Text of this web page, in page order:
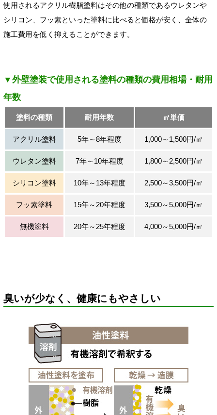
使用されるアクリル樹脂塗料はその他の種類であるウレタンや
シリコン、フッ素といった塗料に比べると価格が安く、全体の
施工費用を低く抑えることができます。
▼外壁塗装で使用される塗料の種類の費用相場・耐用
年数
塗料の種類 耐用年数 ㎡単価
アクリル塗料 5年～8年程度 1,000～1,500円/㎡
ウレタン塗料 7年～10年程度 1,800～2,500円/㎡
シリコン塗料 10年～13年程度 2,500～3,500円/㎡
フッ素塗料 15年～20年程度 3,500～5,000円/㎡
無機塗料 20年～25年程度 4,000～5,000円/㎡
臭いが少なく、健康にもやさしい